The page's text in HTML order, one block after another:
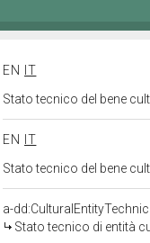
EN
IT
Stato tecnico del bene
EN
IT
Stato tecnico del bene
a-
Stato tecnico di entità